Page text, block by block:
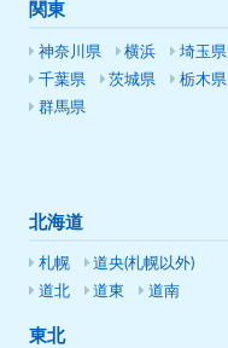
関東
神奈川県 横浜
埼玉県
千葉県
茨城県
栃木県
群馬県
北海道
札幌
道央(札幌以外)
道北
道東 道南
東北